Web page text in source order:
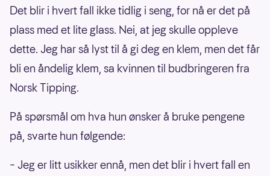
Det blir i hvert fall ikke tidlig i seng, for nå er det på
plass med et lite glass. Nei, at jeg skulle oppleve
dette. Jeg har så lyst til å gi deg en klem, men det får
bli en åndelig klem, sa kvinnen til budbringeren fra
Norsk Tipping.
På spørsmål om hva hun ønsker å bruke pengene
på, svarte hun følgende:
– Jeg er litt usikker ennå, men det blir i hvert fall en